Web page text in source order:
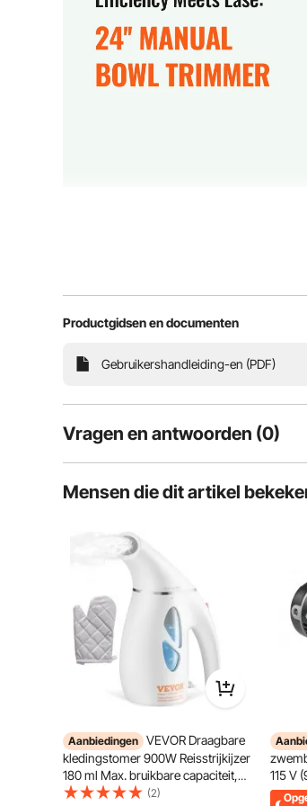
veiligheid. De 24-inch komvormige
Onze handmatige oogstmachine
structuur. Het heeft comfortabele
Productgidsen en documenten
Gebruikershandleiding-en (PDF)
Vragen en antwoorden (0)
Is het product duurzaam? ...
Stel de eerste vraag
Mensen die dit artikel
Aanbiedingen VEVOR Draagbare
kledingstomer 900W Reisstrijkijzer
180 ml Max. bruikbare capaciteit,
Stomer zonder strijkplank, Witte
(2)
115 V